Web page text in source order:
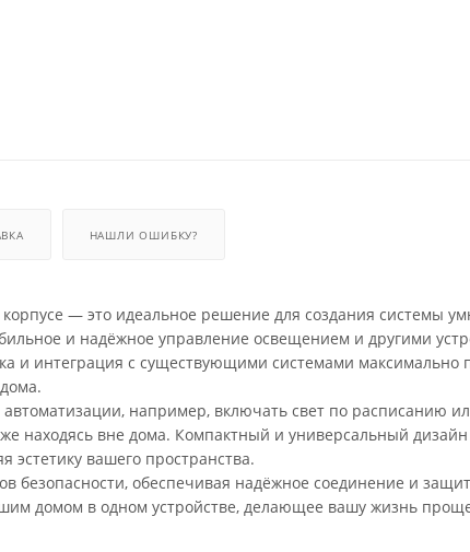
НАШЛИ ОШИБКУ?
— это идеальное решение для создания системы
и надёжное управление освещением и другими
и интеграция с существующими системами максимально
например, включать свет по расписанию
находясь вне дома. Компактный и универсальный
эстетику вашего пространства.
безопасности, обеспечивая надёжное соединение и
домом в одном устройстве, делающее вашу жизнь